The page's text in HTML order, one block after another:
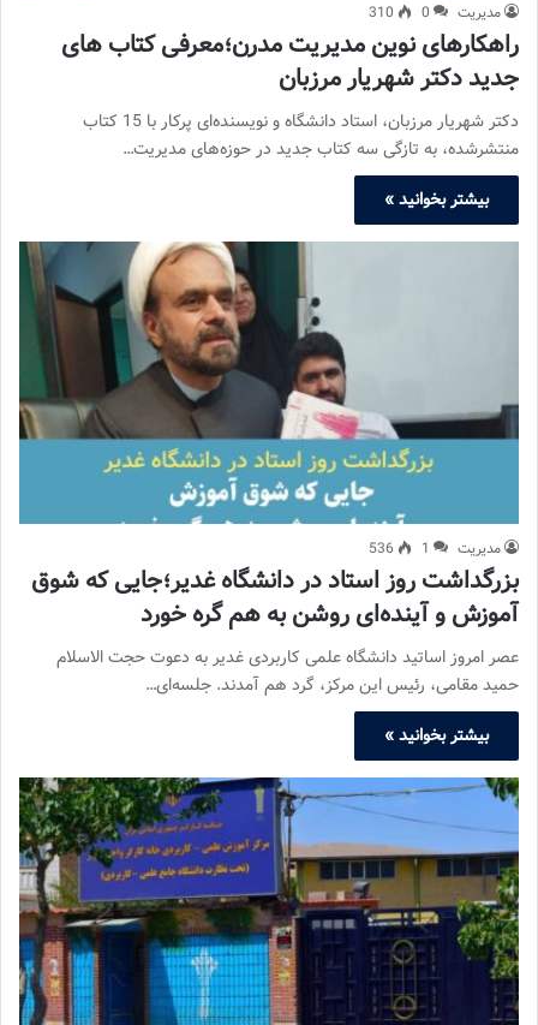
مدیریت 0
310
راهکارهای نوین مدیریت مدرن؛معرفی کتاب های
جدید دکتر شهریار مرزبان
دکتر شهریار مرزبان، استاد دانشگاه و نویسنده‌ای پرکار با 15 کتاب
منتشرشده، به تازگی سه کتاب جدید در حوزه‌های مدیریت…
بیشتر بخوانید »
مدیریت 1
536
بزرگداشت روز استاد در دانشگاه غدیر؛جایی که شوق
آموزش و آینده‌ای روشن به هم گره خورد
عصر امروز اساتید دانشگاه علمی کاربردی غدیر به دعوت حجت الاسلام
حمید مقامی، رئیس این مرکز، گرد هم آمدند. جلسه‌ای…
بیشتر بخوانید »